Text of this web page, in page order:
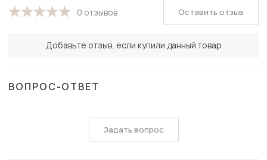
0 отзывов
Добавьте отзыв, если купили данный товар
Оставить отзыв
ВОПРОС-ОТВЕТ
Задать вопрос